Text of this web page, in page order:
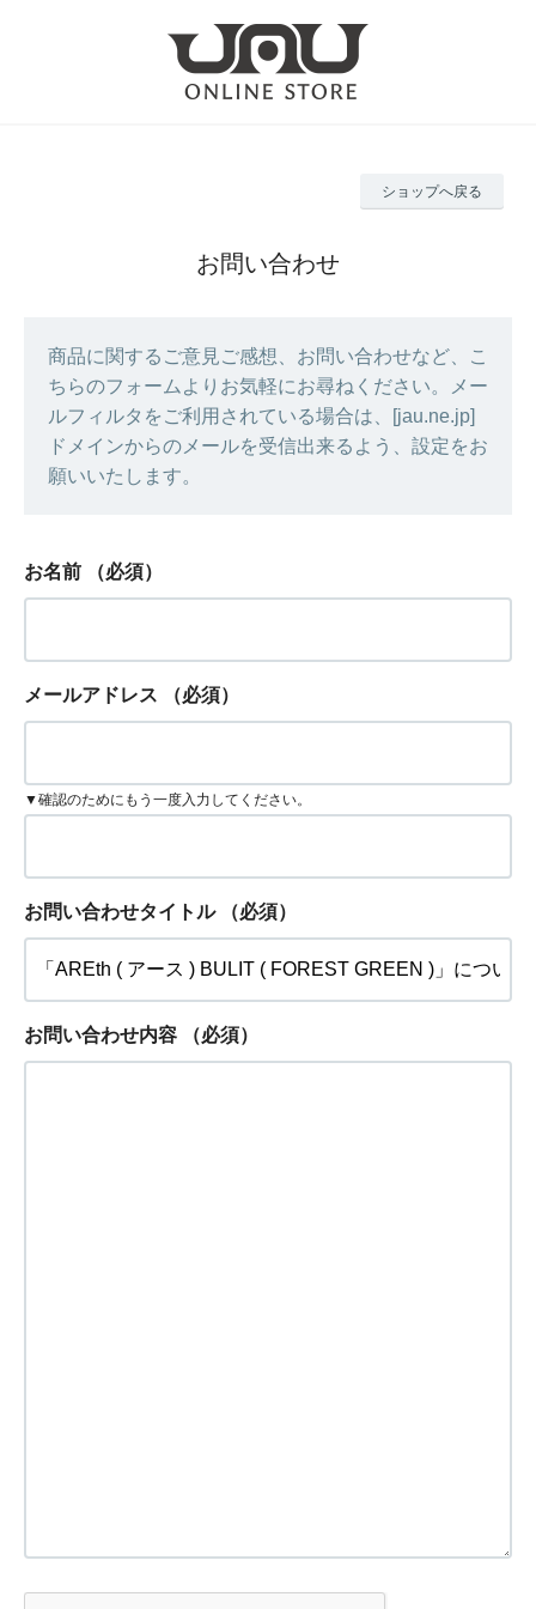
ショップへ戻る
お問い合わせ
商品に関するご意見ご感想、お問い合わせなど、こ
ちらのフォームよりお気軽にお尋ねください。メー
ルフィルタをご利用されている場合は、[jau.ne.jp]
ドメインからのメールを受信出来るよう、設定をお
願いいたします。
お名前 （必須）
メールアドレス （必須）
▼確認のためにもう一度入力してください。
お問い合わせタイトル （必須）
お問い合わせ内容 （必須）